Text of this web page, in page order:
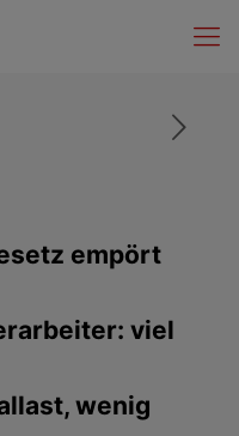
empört
viel
wenig